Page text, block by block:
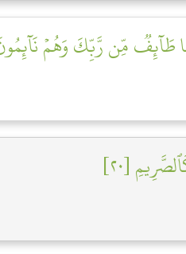
مِّن رَّبِّكَ وَهُمۡ نَآئِمُونَ
[٢٠]